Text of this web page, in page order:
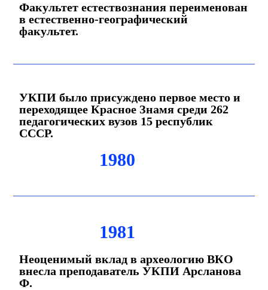
Факультет естествознания переименован
в естественно-географический
факультет.
УКПИ было присуждено первое место и
переходящее Красное Знамя среди 262
педагогических вузов 15 республик
СССР.
1980
1981
Неоценимый вклад в археологию ВКО
внесла преподаватель УКПИ Арсланова
Ф.